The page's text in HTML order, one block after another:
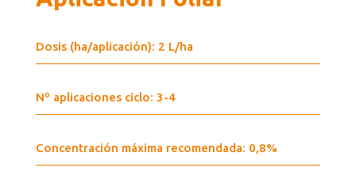
Dosis (ha/aplicación): 2 L/ha
Nº aplicaciones ciclo: 3-4
Concentración máxima recomendada: 0,8%